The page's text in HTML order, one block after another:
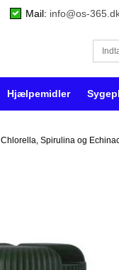
Mail: info@os-
Hjælpemidler
Chlorella, Spirulina og